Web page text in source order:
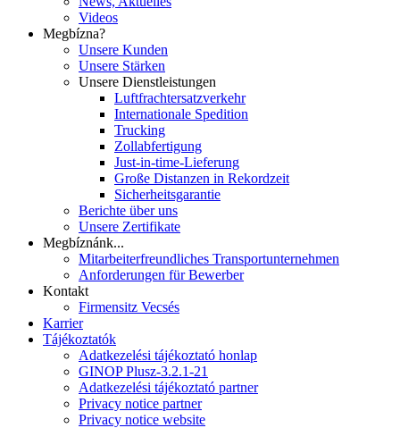
Videos
Megbízna?
Unsere Kunden
Unsere Stärken
Unsere Dienstleistungen
Luftfrachtersatzverkehr
Internationale Spedition
Trucking
Zollabfertigung
Just-in-time-Lieferung
Große Distanzen in Rekordzeit
Sicherheitsgarantie
Berichte über uns
Unsere Zertifikate
Megbíznánk...
Mitarbeiterfreundliches Transportunternehmen
Anforderungen für Bewerber
Kontakt
Firmensitz Vecsés
Karrier
Tájékoztatók
Adatkezelési tájékoztató honlap
GINOP Plusz-3.2.1-21
Adatkezelési tájékoztató partner
Privacy notice partner
Privacy notice website